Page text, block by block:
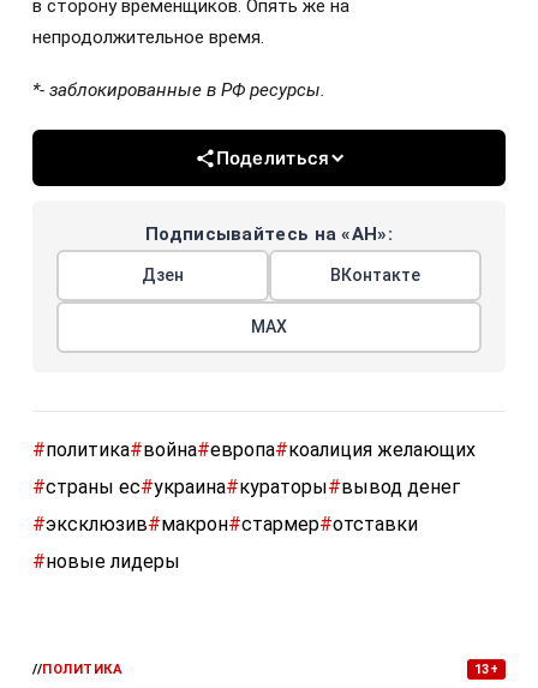
в сторону временщиков. Опять же на
непродолжительное время.
*- заблокированные в РФ ресурсы.
Поделиться
Подписывайтесь на «АН»:
Дзен ВКонтакте
МАХ
#политика#война#европа#коалиция желающих
#страны ес#украина#кураторы#вывод денег
#эксклюзив#макрон#стармер#отставки
#новые лидеры
//ПОЛИТИКА 13+